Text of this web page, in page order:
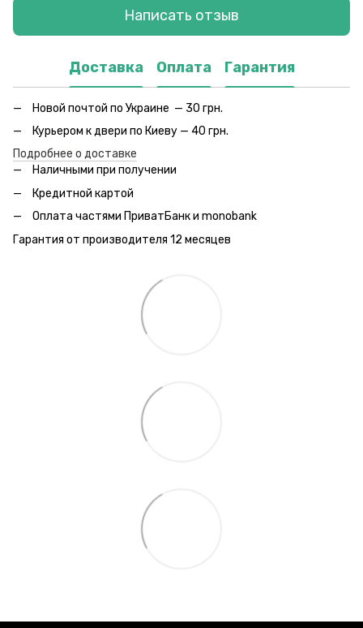
Написать отзыв
Доставка Оплата Гарантия
Новой почтой по Украине — 30 грн.
Курьером к двери по Киеву — 40 грн.
Подробнее о доставке
Наличными при получении
Кредитной картой
Оплата частями ПриватБанк и monobank
Гарантия от производителя 12 месяцев